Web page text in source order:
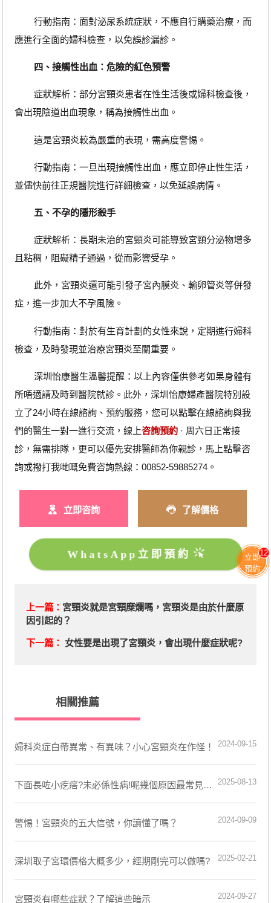
‌行動指南‌：面對泌尿系統症狀，不應自行購藥治療，而
應進行全面的婦科檢查，以免誤診漏診。
四、接觸性出血：危險的紅色預警
‌症狀解析‌：部分宮頸炎患者在性生活後或婦科檢查後，
會出現陰道出血現象，稱為接觸性出血。
這是宮頸炎較為嚴重的表現，需高度警惕。
‌行動指南‌：一旦出現接觸性出血，應立即停止性生活，
並儘快前往正規醫院進行詳細檢查，以免延誤病情。
五、不孕的隱形殺手
‌症狀解析‌：長期未治的宮頸炎可能導致宮頸分泌物增多
且粘稠，阻礙精子通過，從而影響受孕。
此外，宮頸炎還可能引發子宮內膜炎、輸卵管炎等併發
症，進一步加大不孕風險。
‌行動指南‌：對於有生育計劃的女性來說，定期進行婦科
檢查，及時發現並治療宮頸炎至關重要。
深圳怡康醫生溫馨提醒：以上內容僅供參考如果身體有
所唔適請及時到醫院就診。此外，深圳怡康婦產醫院特別設
立了24小時在線諮詢、預約服務，您可以點擊在線諮詢與我
們的醫生一對一進行交流，線上咨詢預約· ‎周六日正常接
診，無需排隊，更可以優先安排醫師為你親診，馬上點擊咨
詢或撥打我哋嘅免費咨詢熱線：00852-59885274。
立即咨詢 了解價格
WhatsApp立即預約
上一篇： 宮頸炎就是宮頸糜爛嗎，宮頸炎是由於什麼原
因引起的？
下一篇： 女性要是出現了宮頸炎，會出現什麼症狀呢?
相關推薦
婦科炎症白帶異常、有異味？小心宮頸炎在作怪！ 2024-09-15
下面長咗小疙瘩?未必係性病!呢幾個原因最常見… 2025-08-13
警惕！宮頸炎的五大信號，你讀懂了嗎？ 2024-09-09
深圳取子宮環價格大概多少，經期剛完可以做嗎? 2025-02-21
宮頸炎有哪些症狀？了解這些暗示 2024-09-27
立即
預約
12